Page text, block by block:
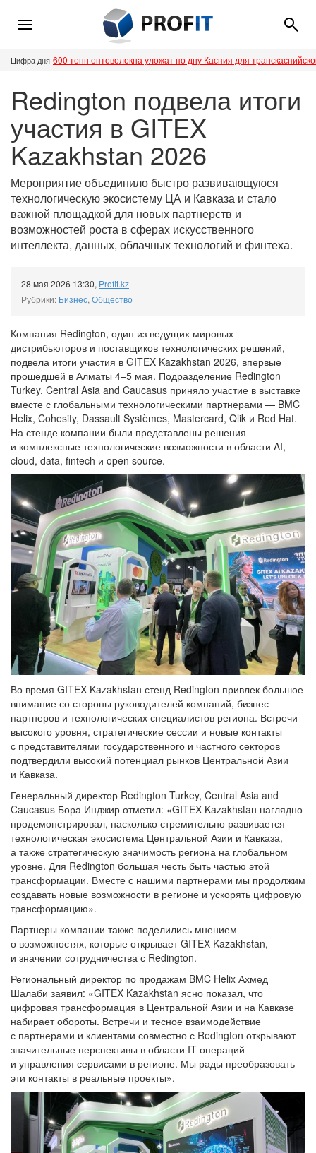
Цифра дня 600 тонн оптоволокна уложат по дну Каспия для
Redington подвела итоги
участия в GITEX
Kazakhstan 2026
Мероприятие объединило быстро развивающуюся
технологическую экосистему ЦА и Кавказа и стало
важной площадкой для новых партнерств и
возможностей роста в сферах искусственного
интеллекта, данных, облачных технологий и финтеха.
28 мая 2026 13:30, Profit.kz
Рубрики: Бизнес, Общество
Компания Redington, один из ведущих мировых
дистрибьюторов и поставщиков технологических решений,
подвела итоги участия в GITEX Kazakhstan 2026, впервые
прошедшей в Алматы 4–5 мая. Подразделение Redington
Turkey, Central Asia and Caucasus приняло участие в выставке
вместе с глобальными технологическими партнерами — BMC
Helix, Cohesity, Dassault Systèmes, Mastercard, Qlik и Red Hat.
На стенде компании были представлены решения
и комплексные технологические возможности в области AI,
cloud, data, fintech и open source.
Во время GITEX Kazakhstan стенд Redington привлек большое
внимание со стороны руководителей компаний, бизнес-
партнеров и технологических специалистов региона. Встречи
высокого уровня, стратегические сессии и новые контакты
с представителями государственного и частного секторов
подтвердили высокий потенциал рынков Центральной Азии
и Кавказа.
Генеральный директор Redington Turkey, Central Asia and
Caucasus Бора Инджир отметил: «GITEX Kazakhstan наглядно
продемонстрировал, насколько стремительно развивается
технологическая экосистема Центральной Азии и Кавказа,
а также стратегическую значимость региона на глобальном
уровне. Для Redington большая честь быть частью этой
трансформации. Вместе с нашими партнерами мы продолжим
создавать новые возможности в регионе и ускорять цифровую
трансформацию».
Партнеры компании также поделились мнением
о возможностях, которые открывает GITEX Kazakhstan,
и значении сотрудничества с Redington.
Региональный директор по продажам BMC Helix Ахмед
Шалаби заявил: «GITEX Kazakhstan ясно показал, что
цифровая трансформация в Центральной Азии и на Кавказе
набирает обороты. Встречи и тесное взаимодействие
с партнерами и клиентами совместно с Redington открывают
значительные перспективы в области IT-операций
и управления сервисами в регионе. Мы рады преобразовать
эти контакты в реальные проекты».